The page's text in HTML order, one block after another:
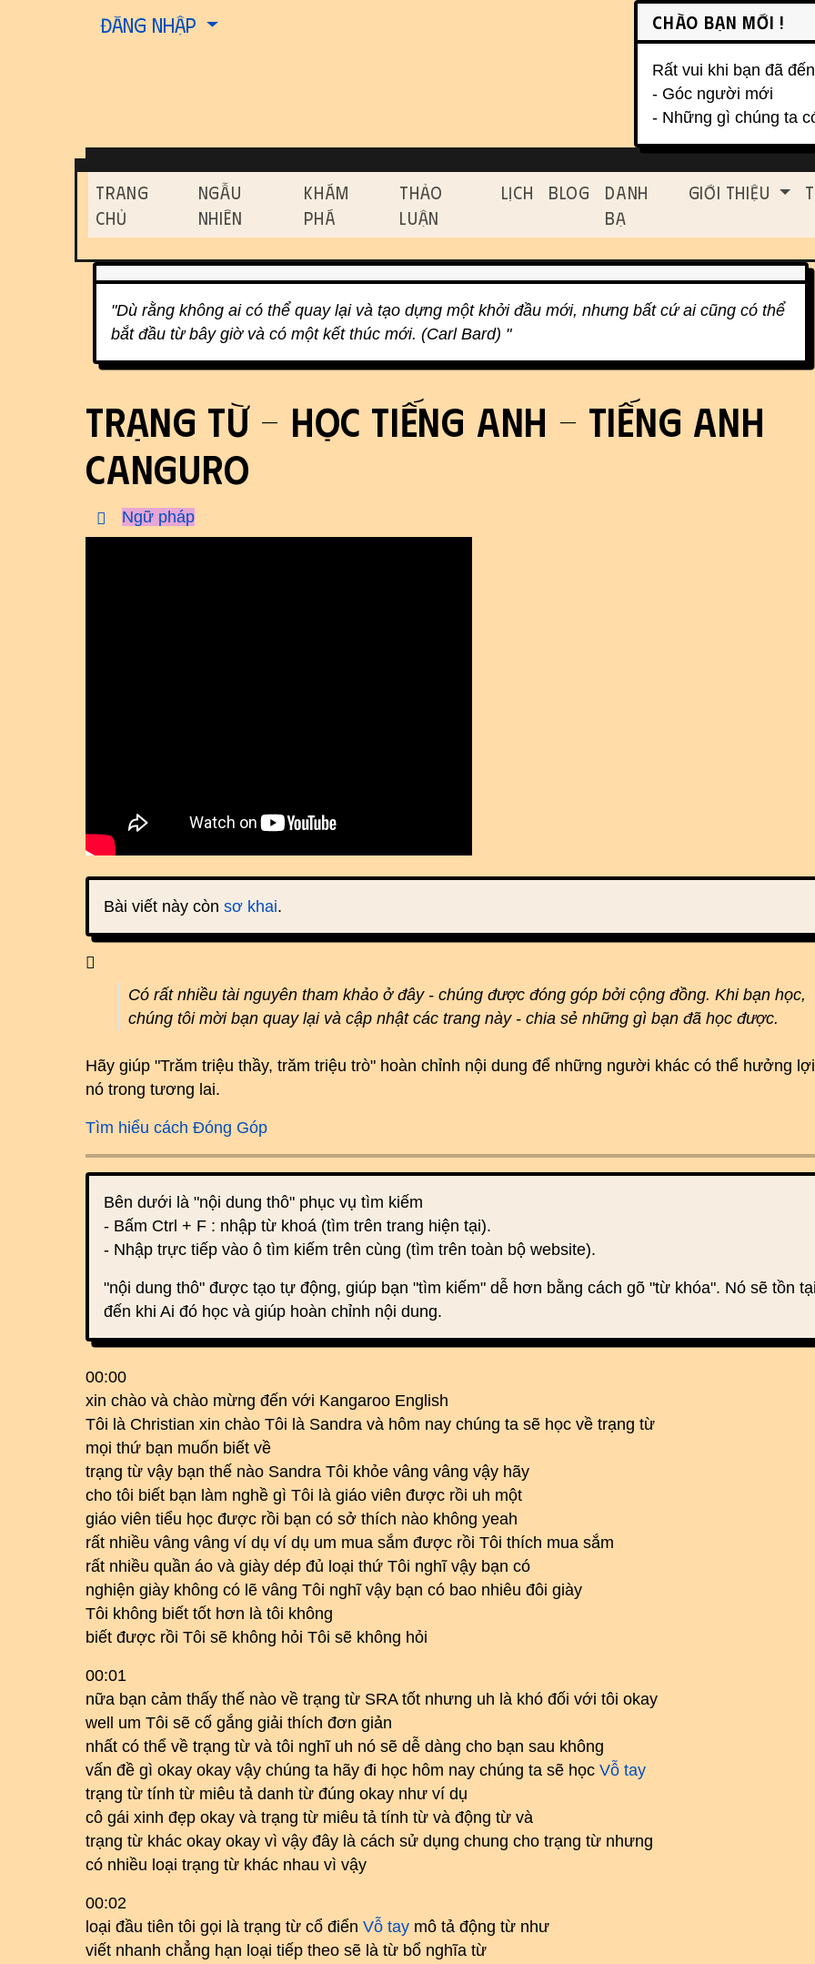
Site identity, navigation, etc.
Đăng nhập Chào bạn mới !
Rất vui khi bạn đã
- Góc người mới
- Những gì chúng ta
Navigation and related functionality and
Trang
Chủ
Ngẫu
Nhiên
Khám
Phá
Thảo
Luận
Lịch Blog
Danh
Bạ
Giới Thiệu
Related content
"Dù rằng không ai có thể quay lại và tạo dựng một khởi đầu mới, nhưng bất cứ ai cũng có thể
bắt đầu từ bây giờ và có một kết thúc mới. (Carl Bard) "
Trạng từ - Học tiếng Anh - tiếng Anh
Canguro
Ngữ pháp
Bài viết này còn sơ khai.
Có rất nhiều tài nguyên tham khảo ở đây - chúng được đóng góp bởi cộng đồng. Khi bạn học,
chúng tôi mời bạn quay lại và cập nhật các trang này - chia sẻ những gì bạn đã học được.
Hãy giúp "Trăm triệu thầy, trăm triệu trò" hoàn chỉnh nội dung để những người khác có thể hưởng
nó trong tương lai.
Tìm hiểu cách Đóng Góp
Bên dưới là "nội dung thô" phục vụ tìm kiếm
- Bấm Ctrl + F : nhập từ khoá (tìm trên trang hiện tại).
- Nhập trực tiếp vào ô tìm kiếm trên cùng (tìm trên toàn bộ website).
"nội dung thô" được tạo tự động, giúp bạn "tìm kiếm" dễ hơn bằng cách gõ "từ khóa". Nó sẽ tồn
đến khi Ai đó học và giúp hoàn chỉnh nội dung.
00:00
xin chào và chào mừng đến với Kangaroo English
Tôi là Christian xin chào Tôi là Sandra và hôm nay chúng ta sẽ học về trạng từ
mọi thứ bạn muốn biết về
trạng từ vậy bạn thế nào Sandra Tôi khỏe vâng vâng vậy hãy
cho tôi biết bạn làm nghề gì Tôi là giáo viên được rồi uh một
giáo viên tiểu học được rồi bạn có sở thích nào không yeah
rất nhiều vâng vâng ví dụ ví dụ um mua sắm được rồi Tôi thích mua sắm
rất nhiều quần áo và giày dép đủ loại thứ Tôi nghĩ vậy bạn có
nghiện giày không có lẽ vâng Tôi nghĩ vậy bạn có bao nhiêu đôi giày
Tôi không biết tốt hơn là tôi không
biết được rồi Tôi sẽ không hỏi Tôi sẽ không hỏi
00:01
nữa bạn cảm thấy thế nào về trạng từ SRA tốt nhưng uh là khó đối với tôi okay
well um Tôi sẽ cố gắng giải thích đơn giản
nhất có thể về trạng từ và tôi nghĩ uh nó sẽ dễ dàng cho bạn sau không
vấn đề gì okay okay vậy chúng ta hãy đi học hôm nay chúng ta sẽ học Vỗ tay
trạng từ tính từ miêu tả danh từ đúng okay như ví dụ
cô gái xinh đẹp okay và trạng từ miêu tả tính từ và động từ và
trạng từ khác okay okay vì vậy đây là cách sử dụng chung cho trạng từ nhưng
có nhiều loại trạng từ khác nhau vì vậy
00:02
loại đầu tiên tôi gọi là trạng từ cổ điển Vỗ tay mô tả động từ như
viết nhanh chẳng hạn loại tiếp theo sẽ là từ bổ nghĩa từ